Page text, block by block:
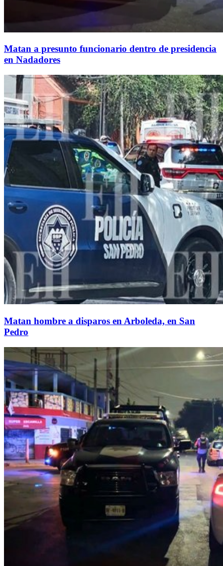
Matan a presunto funcionario dentro de presidencia
en Nadadores
Matan hombre a disparos en Arboleda, en San
Pedro